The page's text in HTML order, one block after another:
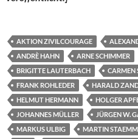
AKTION ZIVILCOURAGE
ANDRÈ HAHN
ARNE SCHIMMER
BRIGITTE LAUTERBACH
CARMEN
FRANK ROHLEDER
HARALD
HELMUT HERMANN
HOLGER
JOHANNES MÜLLER
JÜRGEN W.
MARKUS ULBIG
MARTIN